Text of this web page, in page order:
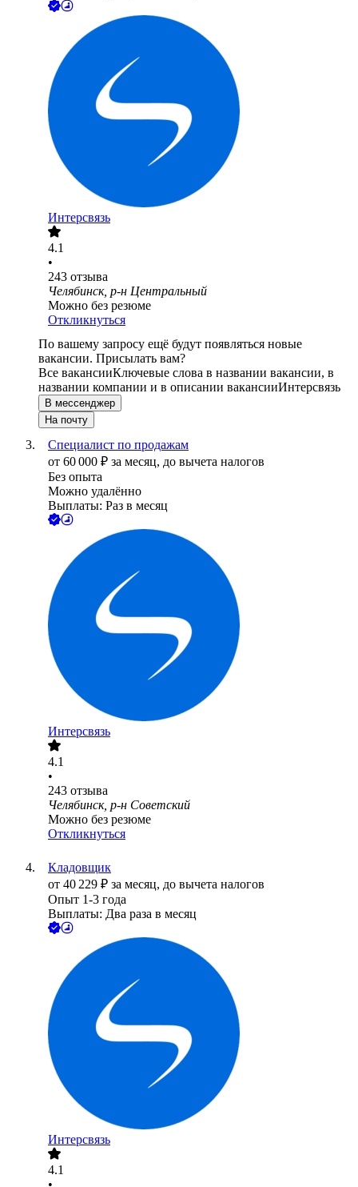
Интерсвязь
4.1
•
243 отзыва
Челябинск, р-н Центральный
Можно без резюме
Откликнуться
По вашему запросу ещё будут появляться новые
вакансии. Присылать вам?
Все вакансииКлючевые слова в названии вакансии, в
названии компании и в описании вакансииИнтерсвязь
В мессенджер
На почту
Специалист по продажам
от 60 000 ₽ за месяц, до вычета налогов
Без опыта
Можно удалённо
Выплаты: Раз в месяц
Интерсвязь
4.1
•
243 отзыва
Челябинск, р-н Советский
Можно без резюме
Откликнуться
Кладовщик
от 40 229 ₽ за месяц, до вычета налогов
Опыт 1-3 года
Выплаты: Два раза в месяц
Интерсвязь
4.1